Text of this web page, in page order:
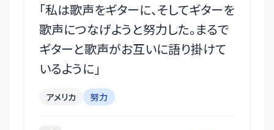
「私は歌声をギターに、そしてギターを
歌声につなげようと努力した。まるで
ギターと歌声がお互いに語り掛けて
いるように 」
アメリカ 努力